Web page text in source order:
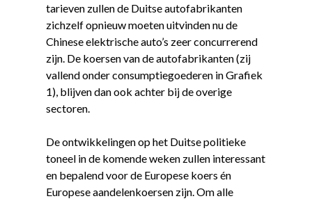
tarieven zullen de Duitse autofabrikanten
zichzelf opnieuw moeten uitvinden nu de
Chinese elektrische auto’s zeer concurrerend
zijn. De koersen van de autofabrikanten (zij
vallend onder consumptiegoederen in Grafiek
1), blijven dan ook achter bij de overige
sectoren.
De ontwikkelingen op het Duitse politieke
toneel in de komende weken zullen interessant
en bepalend voor de Europese koers én
Europese aandelenkoersen zijn. Om alle